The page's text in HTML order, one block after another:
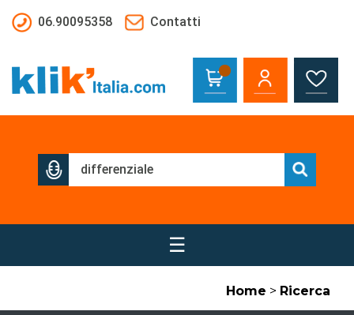
06.90095358
Contatti
☰
Home > Ricerca